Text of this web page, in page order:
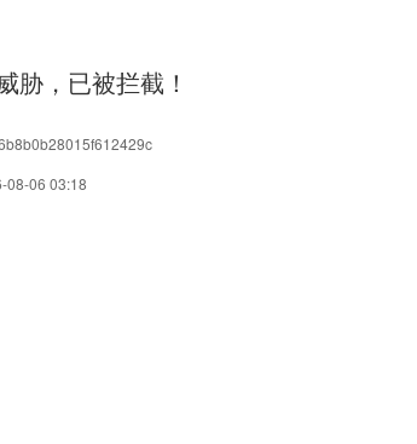
胁，已被拦截！
08-06 03:18